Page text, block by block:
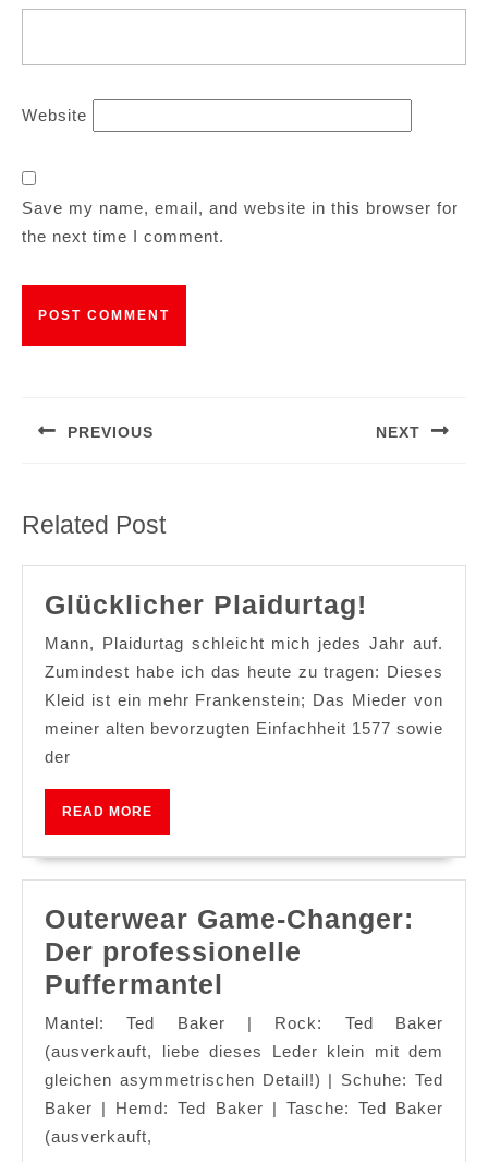
Website
Save my name, email, and website in this browser for
the next time I comment.
PREVIOUS NEXT
Related Post
Glücklicher Plaidurtag!
Mann, Plaidurtag schleicht mich jedes Jahr auf.
Zumindest habe ich das heute zu tragen: Dieses
Kleid ist ein mehr Frankenstein; Das Mieder von
meiner alten bevorzugten Einfachheit 1577 sowie
der
READ MORE
Outerwear Game-Changer:
Der professionelle
Puffermantel
Game-
Changer:
Der
professionelle
Mantel: Ted Baker | Rock: Ted Baker
(ausverkauft, liebe dieses Leder klein mit dem
gleichen asymmetrischen Detail!) | Schuhe: Ted
Baker | Hemd: Ted Baker | Tasche: Ted Baker
(ausverkauft,